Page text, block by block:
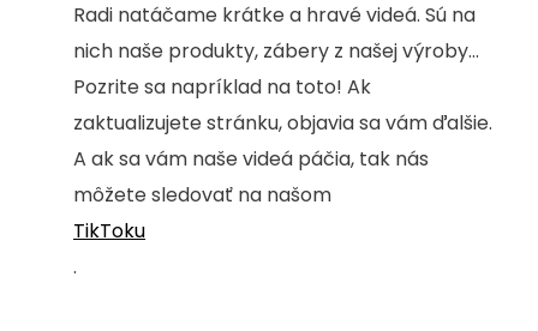
Radi natáčame krátke a hravé videá. Sú na
nich naše produkty, zábery z našej výroby...
Pozrite sa napríklad na toto! Ak
zaktualizujete stránku, objavia sa vám ďalšie.
A ak sa vám naše videá páčia, tak nás
môžete sledovať na našom
TikToku
.